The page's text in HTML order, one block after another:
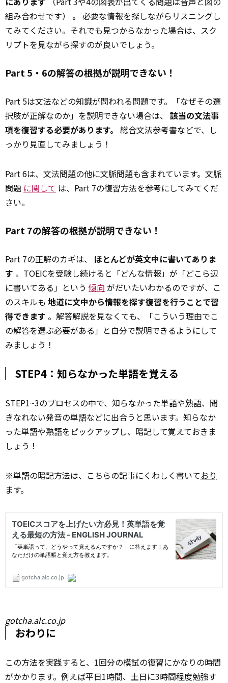
組み合わせです） 。 必要な情報を探しながらリスニングし
てみてください。それでも見つからなかった場合は、スク
リプトを見ながら探すのが良いでしょう。
Part 5・6の解答の根拠が説明できない！
Part 5は文法などの知識が問われる問題です。「なぜその選
択肢が正解なのか」を説明できない場合は、 該当の文法事
項を復習する必要があります。 総合文法参考書などで、し
っかり見直してみましょう！
Part 6は、文法問題の他に文脈問題も含まれています。文脈
問題 に関して は、Part 7の復習方法を参考にしてみてくだ
さい。
Part 7の解答の根拠が説明できない！
Part 7の正解のカギは、 ほとんどが英文中に書いてありま
す 。TOEICを受験し続けると「どんな情報」が「どこら辺
に書いてある」という 傾向 がだいたいわかるのですが、こ
のスキルも 地道に文中から情報を探す復習を行うことで習
得できます 。解答解説を見なくても、「こういう理由でこ
の解答を選ぶ必要がある」と自分で説明できるようにして
みましょう！
STEP4：知らなかった単語を覚える
STEP1~3のプロセスの中で、知らなかった単語や熟語、聞
きなれない発音の単語などに出合うと思います。知らなか
った単語や熟語をピックアップし、暗記して覚えておきま
しょう！
※単語の暗記方法は、こちらの記事にくわしく書いており
ます。
gotcha.alc.co.jp
おわりに
この方法を実践すると、1回分の模試の復習にかなりの時間
がかかります。例えば平日1時間、土日に3時間程度勉強す